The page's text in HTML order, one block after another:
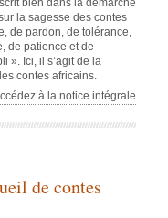
la sagesse des contes
de pardon, de tolérance,
de patience et de
». Ici, il s’agit de la
contes africains.
à la notice intégrale
de contes